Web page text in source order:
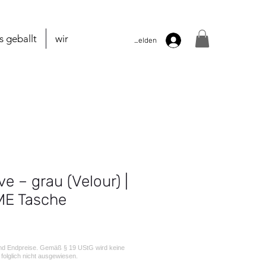
geballt wir Anmelden
– grau (Velour) |
Tasche